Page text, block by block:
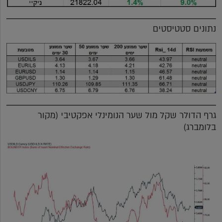
נתונים סטטיסטים
גרף הדולר שקל מול שער הנומינלי אפקטיבי (מקור
בלומברג)